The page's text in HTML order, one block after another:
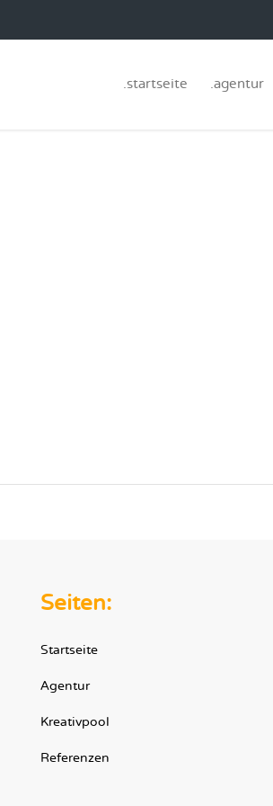
.startseite .agentur
Seiten:
Startseite
Agentur
Kreativpool
Referenzen